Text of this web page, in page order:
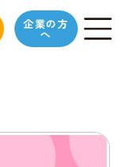
企業の方
へ